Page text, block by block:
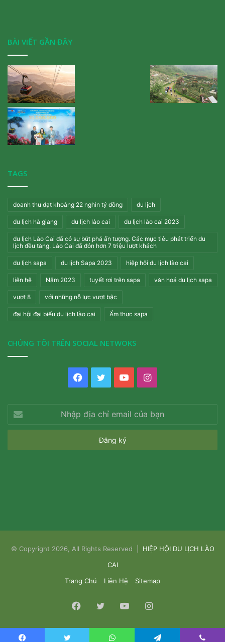
BÀI VIẾT GẦN ĐÂY
TAGS
doanh thu đạt khoảng 22 nghìn tỷ đồng du lịch
du lịch hà giang du lịch lào cai du lịch lào cai 2023
du lịch Lào Cai đã có sự bứt phá ấn tượng. Các mục tiêu phát triển du
lịch đều tăng. Lào Cai đã đón hơn 7 triệu lượt khách
du lịch sapa du lịch Sapa 2023 hiệp hội du lịch lào cai
liên hệ Năm 2023 tuyết rơi trên sapa văn hoá du lịch sapa
vượt 8 với những nỗ lực vượt bậc
đại hội đại biểu du lịch lào cai Ẩm thực sapa
CHÚNG TÔI TRÊN SOCIAL NETWOKS
Facebook
TwitterYouTubeInstagram
địa
chỉ
của
© Copyright 2026, All Rights Reserved | HIỆP HỘI DU LỊCH LÀO
CAI
Trang Chủ
Liên Hệ Sitemap
Facebook
TwitterYouTubeInstagram